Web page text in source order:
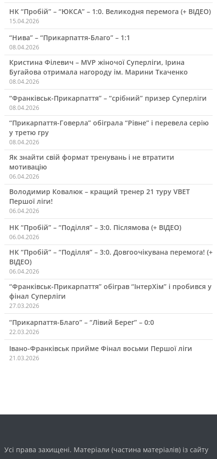
НК “Пробій” – “ЮКСА” – 1:0. Великодня перемога (+ ВІДЕО)
15.04.2026
“Нива” – “Прикарпаття-Благо” – 1:1
08.04.2026
Кристина Філевич – MVP жіночої Суперліги, Ірина
Бугайова отримала нагороду ім. Марини Ткаченко
08.04.2026
“Франківськ-Прикарпаття” – “срібний” призер Суперліги
08.04.2026
“Прикарпаття-Говерла” обіграла “Рівне” і перевела серію
у третю гру
08.04.2026
Як знайти свій формат тренувань і не втратити
мотивацію
06.04.2026
Володимир Ковалюк – кращий тренер 21 туру VBET
Першої ліги!
06.04.2026
НК “Пробій” – “Поділля” – 3:0. Післямова (+ ВІДЕО)
06.04.2026
НК “Пробій” – “Поділля” – 3:0. Довгоочікувана перемога! (+
ВІДЕО)
06.04.2026
“Франківськ-Прикарпаття” обіграв “ІнтерХім” і пробився у
фінал Суперліги
27.03.2026
“Прикарпаття-Благо” – “Лівий Берег” – 0:0
22.03.2026
Івано-Франківськ прийме Фінал восьми Першої ліги
21.03.2026
Усі права захищені. Матеріали (частина матеріалів) із сайту